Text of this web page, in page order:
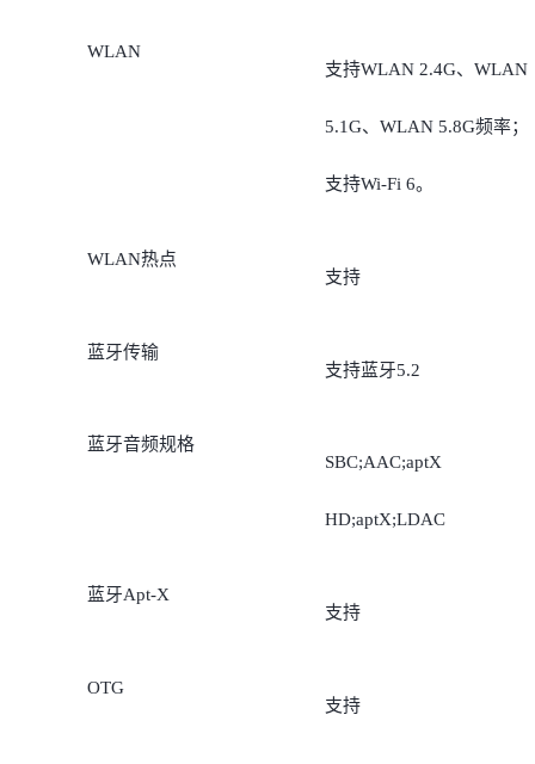
WLAN
支持WLAN 2.4G、WLAN
5.1G、WLAN 5.8G频率；
支持Wi-Fi 6。
WLAN热点
支持
蓝牙传输
支持蓝牙5.2
蓝牙音频规格
SBC;AAC;aptX
HD;aptX;LDAC
蓝牙Apt-X
支持
OTG
支持